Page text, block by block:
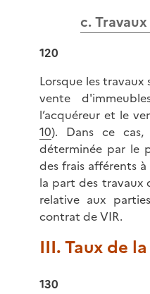
c.
120
Lorsque les
vente
l’acquéreur et le
10). Dans ce
déterminée par le
des frais afférents
la part des travaux
relative aux
contrat de VIR.
III. Taux de
130